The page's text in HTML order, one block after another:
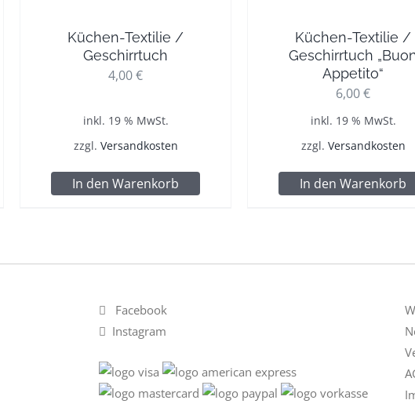
Küchen-Textilie /
Geschirrtuch
4,00€
inkl. 19 % MwSt.
zzgl. Versandkosten
In den Warenkorb
Küchen-Textilie /
Geschirrtuch
Appetito“
6,00€
inkl. 19 % MwSt.
zzgl. Versandkosten
In den Warenkorb
Facebook
Instagram